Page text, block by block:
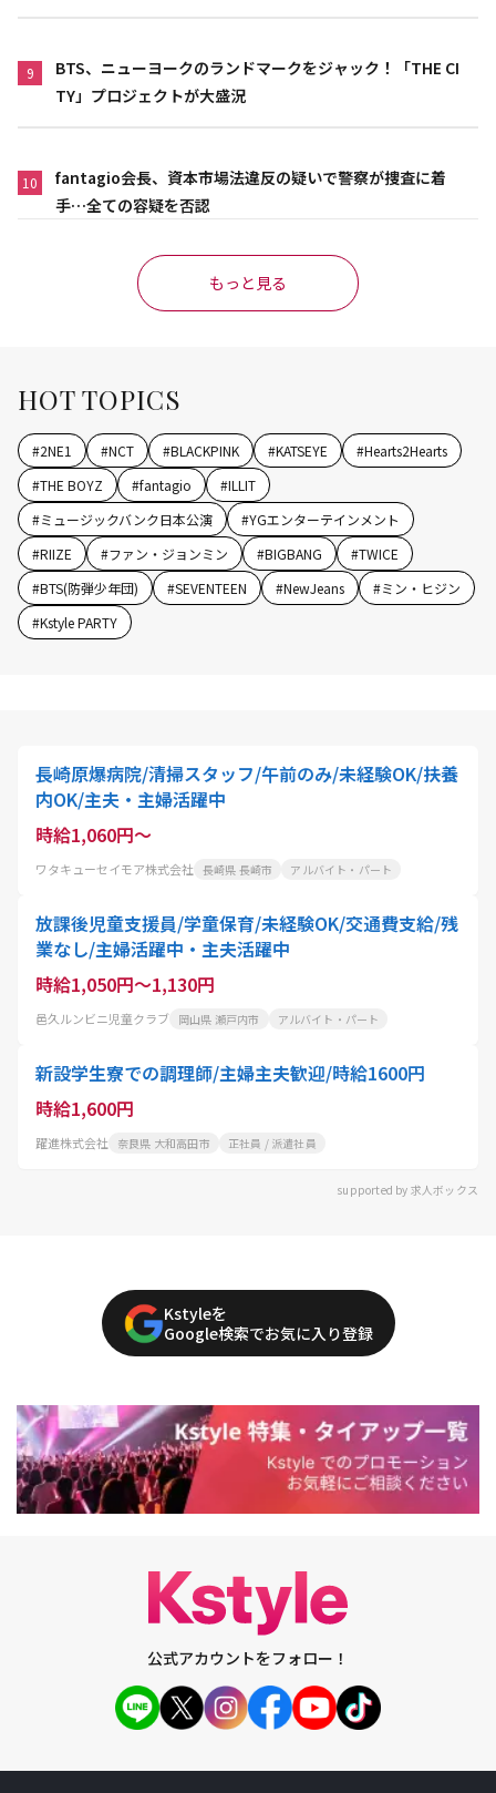
9
BTS、ニューヨークのランドマークをジャック！「THE CI
TY」プロジェクトが大盛況
10
fantagio会長、資本市場法違反の疑いで警察が捜査に着
手…全ての容疑を否認
もっと見る
HOT TOPICS
#2NE1 #NCT #BLACKPINK #KATSEYE #Hearts2Hearts
#THE BOYZ #fantagio #ILLIT
#ミュージックバンク日本公演 #YGエンターテインメント
#RIIZE #ファン・ジョンミン #BIGBANG #TWICE
#BTS(防弾少年団) #SEVENTEEN #NewJeans #ミン・ヒジン
#Kstyle PARTY
長崎原爆病院/清掃スタッフ/午前のみ/未経験OK/扶養
内OK/主夫・主婦活躍中
時給1,060円～
ワタキューセイモア株式会社 長崎県 長崎市 アルバイト・パート
放課後児童支援員/学童保育/未経験OK/交通費支給/残
業なし/主婦活躍中・主夫活躍中
時給1,050円～1,130円
邑久ルンビニ児童クラブ 岡山県 瀬戸内市 アルバイト・パート
新設学生寮での調理師/主婦主夫歓迎/時給1600円
時給1,600円
躍進株式会社 奈良県 大和高田市 正社員 / 派遣社員
supported by 求人ボックス
Kstyleを
Google検索でお気に入り登録
公式アカウントをフォロー！